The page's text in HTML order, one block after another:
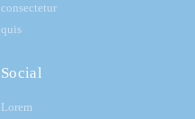
consectetur
quis
Social
Lorem